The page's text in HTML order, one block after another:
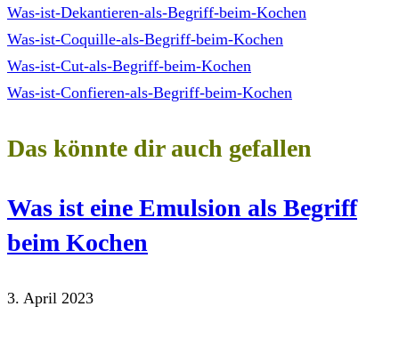
Was-ist-Dekantieren-als-Begriff-beim-Kochen
Was-ist-Coquille-als-Begriff-beim-Kochen
Was-ist-Cut-als-Begriff-beim-Kochen
Was-ist-Confieren-als-Begriff-beim-Kochen
Das könnte dir auch gefallen
Was ist eine Emulsion als Begriff
beim Kochen
3. April 2023